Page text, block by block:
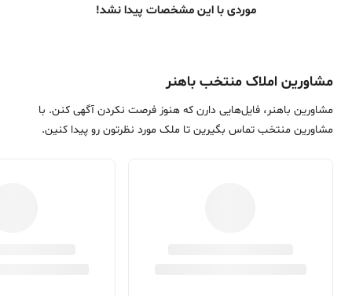
موردی با این مشخصات پیدا نشد!
مشاورین املاک منتخب باهنر
مشاورین باهنر، فایل‌هایی دارن که هنوز فرصت نکردن آگهی کنن. با
مشاورین منتخب تماس بگیرین تا ملک مورد نظرتون رو پیدا کنین.